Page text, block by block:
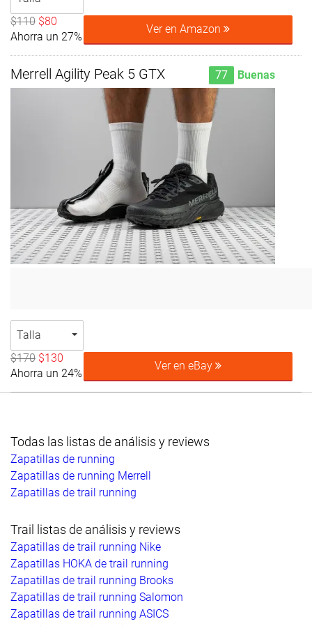
$110 $80
Ahorra un 27%
Ver en Amazon
Merrell Agility Peak 5 GTX 77 Buenas
Talla
$170 $130
Ahorra un 24%
Ver en eBay
Todas las listas de análisis y reviews
Zapatillas de running
Zapatillas de running Merrell
Zapatillas de trail running
Trail listas de análisis y reviews
Zapatillas de trail running Nike
Zapatillas HOKA de trail running
Zapatillas de trail running Brooks
Zapatillas de trail running Salomon
Zapatillas de trail running ASICS